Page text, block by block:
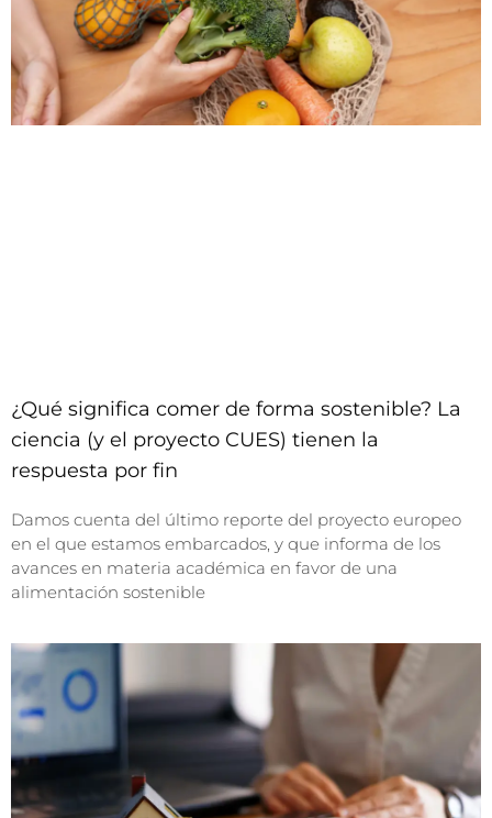
¿Qué significa comer de forma sostenible? La
ciencia (y el proyecto CUES) tienen la
respuesta por fin
Damos cuenta del último reporte del proyecto europeo
en el que estamos embarcados, y que informa de los
avances en materia académica en favor de una
alimentación sostenible